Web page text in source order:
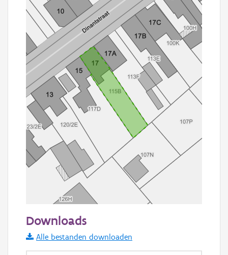
Informatie Vlaanderen
i
Downloads
Alle bestanden downloaden